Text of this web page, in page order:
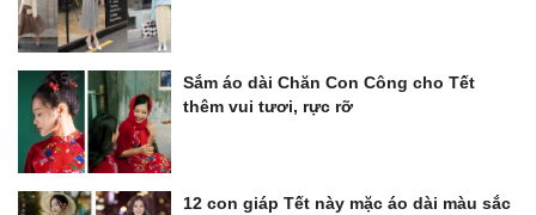
Sắm áo dài Chăn Con Công cho Tết
thêm vui tươi, rực rỡ
12 con giáp Tết này mặc áo dài màu sắc